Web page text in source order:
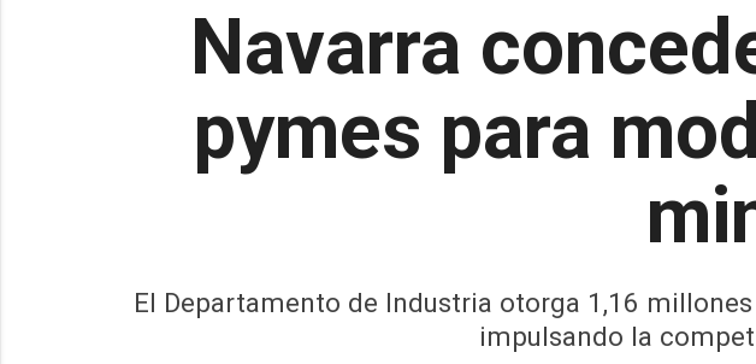
Navarra
pymes para
El Departamento de Industria otorga 1,16
impulsando la